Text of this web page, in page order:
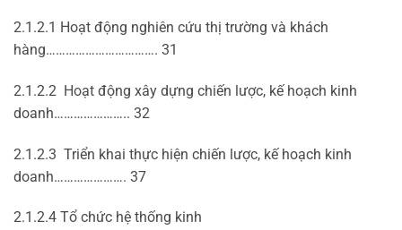
2.1.2.1 Hoạt động nghiên cứu thị trường và khách
hàng……………………………. 31
2.1.2.2 Hoạt động xây dựng chiến lược, kế hoạch kinh
doanh………………….. 32
2.1.2.3 Triển khai thực hiện chiến lược, kế hoạch kinh
doanh…………………. 37
2.1.2.4 Tổ chức hệ thống kinh